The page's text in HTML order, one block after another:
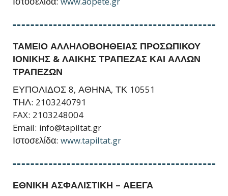
ΤΑΜΕΙΟ ΑΛΛΗΛΟΒΟΗΘΕΙΑΣ ΠΡΟΣΩΠΙΚΟΥ
ΙΟΝΙΚΗΣ & ΛΑΙΚΗΣΤΡΑΠΕΖΑΣ ΚΑΙ ΑΛΛΩΝ
ΤΡΑΠΕΖΩΝ
ΕΥΠΟΛΙΔΟΣ 8, ΑΘΗΝΑ, ΤΚ 10551
ΤΗΛ: 2103240791
FAX: 2103248004
Email: info@tapiltat.gr
Ιστοσελίδα: www.tapiltat.gr
ΕΘΝΙΚΗ ΑΣΦΑΛΙΣΤΙΚΗ – ΑΕΕΓΑ